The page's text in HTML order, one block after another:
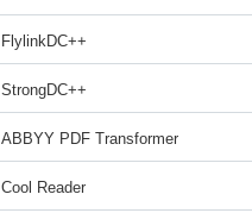
FlylinkDC++
StrongDC++
ABBYY PDF Transformer
Cool Reader